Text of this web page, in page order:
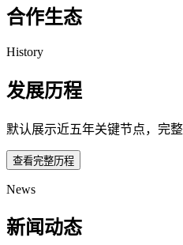
合作生态
History
发展历程
默认展示近五年关键节点，完
查看完整历程
News
新闻动态